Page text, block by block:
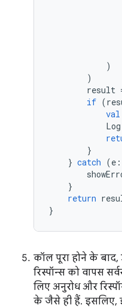
)
)
result
if (
val
Log
}
} catch (e :
}
return
}
कॉल पूरा होने के बाद,
रिस्पॉन्स को वापस
लिए अनुरोध और
के जैसे ही हैं.